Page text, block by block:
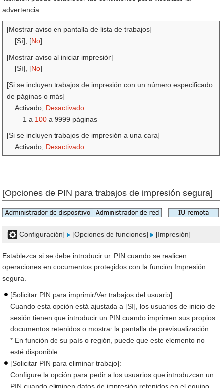
advertencia.
[Mostrar aviso en pantalla de lista de trabajos]
[Sí], [No]
[Mostrar aviso al iniciar impresión]
[Sí], [No]
[Si se incluyen trabajos de impresión con un número especificado
de páginas o más]
Activado, Desactivado
1 a 100 a 9999 páginas
[Si se incluyen trabajos de impresión a una cara]
Activado, Desactivado
[Opciones de PIN para trabajos de impresión segura]
[ Configuración] [Opciones de funciones] [Impresión]
Establezca si se debe introducir un PIN cuando se realicen
operaciones en documentos protegidos con la función Impresión
segura.
[Solicitar PIN para imprimir/Ver trabajos del usuario]:
Cuando esta opción está ajustada a [Sí], los usuarios de inicio de
sesión tienen que introducir un PIN cuando imprimen sus propios
documentos retenidos o mostrar la pantalla de previsualización.
* En función de su país o región, puede que este elemento no
esté disponible.
[Solicitar PIN para eliminar trabajo]:
Configure la opción para pedir a los usuarios que introduzcan un
PIN cuando eliminen datos de impresión retenidos en el equipo.